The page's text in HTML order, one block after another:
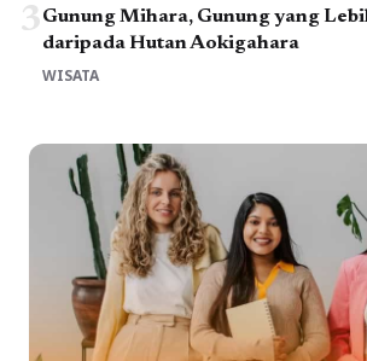
3Gunung Mihara, Gunung yang
daripada Hutan Aokigahara
WISATA